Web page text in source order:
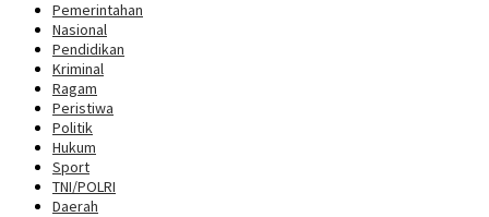
Pemerintahan
Nasional
Pendidikan
Kriminal
Ragam
Peristiwa
Politik
Hukum
Sport
TNI/POLRI
Daerah